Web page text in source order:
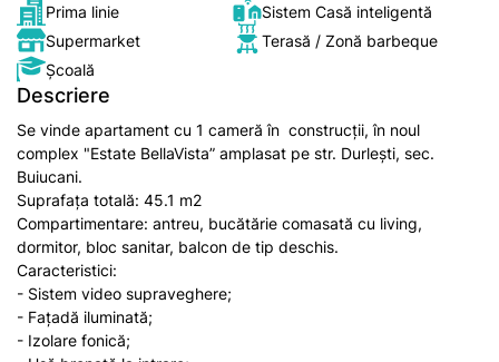
Prima linie
Sistem Casă inteligentă
Supermarket
Terasă / Zonă barbeque
Școală
Descriere
Se vinde apartament cu 1 cameră în construcții, în noul
complex "Estate BellaVista” amplasat pe str. Durlești, sec.
Buiucani.
Suprafața totală: 45.1 m2
Compartimentare: antreu, bucătărie comasată cu living,
dormitor, bloc sanitar, balcon de tip deschis.
Caracteristici:
- Sistem video supraveghere;
- Fațadă iluminată;
- Izolare fonică;